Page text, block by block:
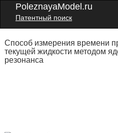
PoleznayaModel.ru
Патентный поиск
Способ измерения времени
текущей жидкости методом
резонанса